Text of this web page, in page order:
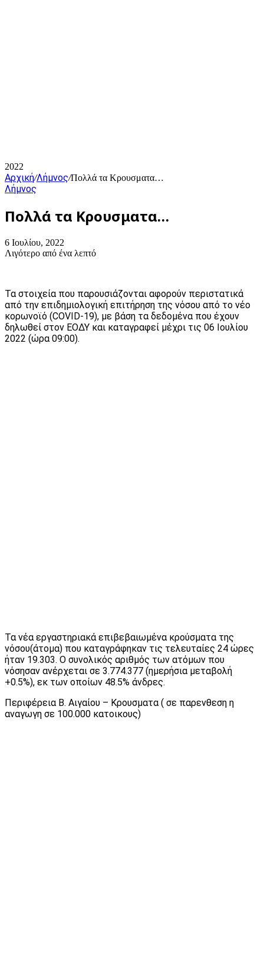
2022
Αρχική/Λήμνος/Πολλά τα Κρουσματα…
Λήμνος
Πολλά τα Κρουσματα…
6 Ιουλίου, 2022
Λιγότερο από ένα λεπτό
Τα στοιχεία που παρουσιάζονται αφορούν περιστατικά
από την επιδημιολογική επιτήρηση της νόσου από το νέο
κορωνοϊό (COVID-19), με βάση τα δεδομένα που έχουν
δηλωθεί στον ΕΟΔΥ και καταγραφεί μέχρι τις 06 Ιουλίου
2022 (ώρα 09:00).
Τα νέα εργαστηριακά επιβεβαιωμένα κρούσματα της
νόσου(άτομα) που καταγράφηκαν τις τελευταίες 24 ώρες
ήταν 19.303. Ο συνολικός αριθμός των ατόμων που
νόσησαν ανέρχεται σε 3.774.377 (ημερήσια μεταβολή
+0.5%), εκ των οποίων 48.5% άνδρες.
Περιφέρεια Β. Αιγαίου – Κρουσματα ( σε παρενθεση η
αναγωγη σε 100.000 κατοικους)